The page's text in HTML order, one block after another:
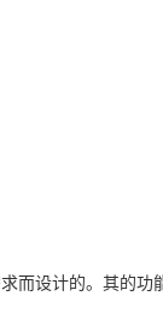
而设计的。其的功